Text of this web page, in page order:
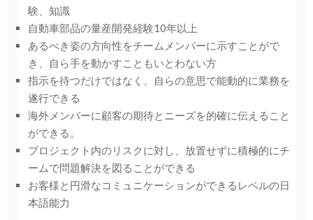
験、知識
自動車部品の量産開発経験10年以上
あるべき姿の方向性をチームメンバーに示すことがで
き、自ら手を動かすこともいとわない方
指示を待つだけではなく、自らの意思で能動的に業務を
遂行できる
海外メンバーに顧客の期待とニーズを的確に伝えること
ができる。
プロジェクト内のリスクに対し、放置せずに積極的にチ
ームで問題解決を図ることができる
お客様と円滑なコミュニケーションができるレベルの日
本語能力